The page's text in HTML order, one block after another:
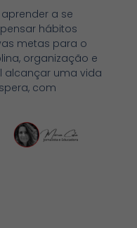
a se
hábitos
metas para o
organização e
alcançar uma vida
com